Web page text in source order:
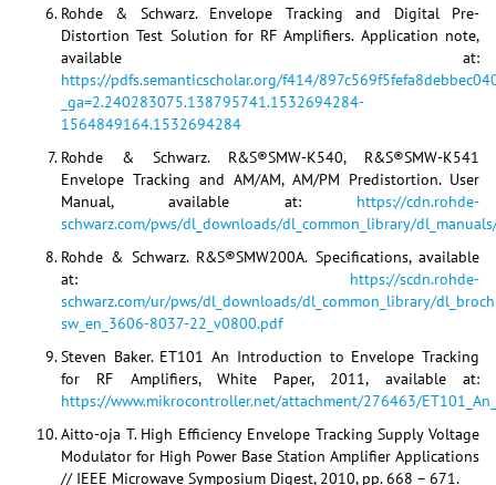
Rohde & Schwarz. Envelope Tracking and Digital Pre-
Distortion Test Solution for RF Amplifiers. Application note,
available at:
https://pdfs.semanticscholar.org/f414/
_ga=2.240283075.138795741.1532694284-
1564849164.1532694284
Rohde & Schwarz. R&S®SMW-K540, R&S®SMW-K541
Envelope Tracking and AM/AM, AM/PM Predistortion. User
Manual, available at: https://cdn.rohde-
schwarz.com/pws/dl_downloads/dl_common_library/
Rohde & Schwarz. R&S®SMW200A. Specifications, available
at: https://scdn.rohde-
schwarz.com/ur/pws/dl_downloads/dl_common_library/
sw_en_3606-8037-22_v0800.pdf
Steven Baker. ET101 An Introduction to Envelope Tracking
for RF Amplifiers, White Paper, 2011, available at:
https://www.mikrocontroller.net/attachment/276463/
Aitto-oja T. High Efficiency Envelope Tracking Supply Voltage
Modulator for High Power Base Station Amplifier Applications
// IEEE Microwave Symposium Digest, 2010, pp. 668 – 671.